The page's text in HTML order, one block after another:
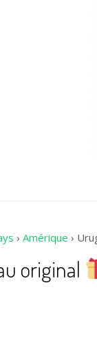
› Amérique ›
original